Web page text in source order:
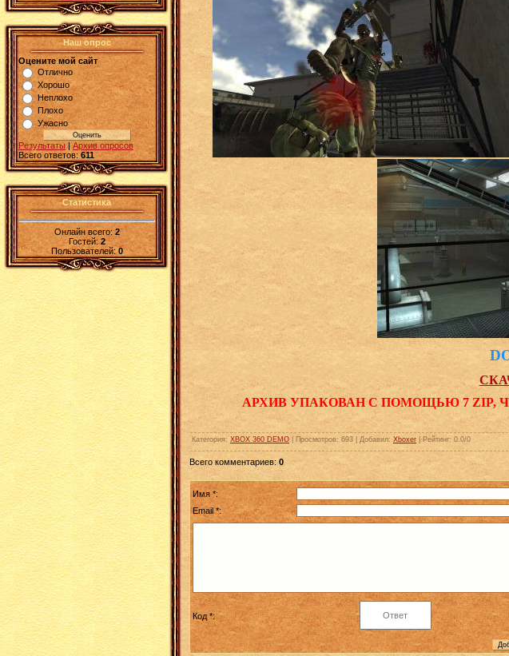
Наш опрос
Оцените мой сайт
Отлично
Хорошо
Неплохо
Плохо
Ужасно
Результаты | Архив опросов
Всего ответов: 611
Статистика
Онлайн всего:2
Гостей:2
Пользователей: 0
АРХИВ УПАКОВАН С ПОМОЩЬЮ 7 ZIP,
Категория: XBOX 360 DEMO Просмотров: 693 Добавил: Xboxer Рейтинг: 0.0/0
Всего комментариев: 0
Имя *:
Email *:
Код *: